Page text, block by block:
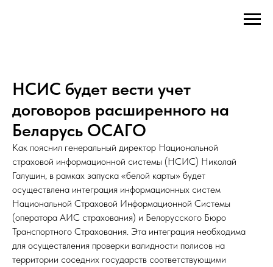
НСИС будет вести учет
договоров расширенного на
Беларусь ОСАГО
Как пояснил генеральный директор Национальной
страховой информационной системы (НСИС) Николай
Галушин, в рамках запуска «белой карты» будет
осуществлена интеграция информационных систем
Национальной Страховой Информационной Системы
(оператора АИС страхования) и Белорусского Бюро
Транспортного Страхования. Эта интеграция необходима
для осуществления проверки валидности полисов на
территории соседних государств соответствующими